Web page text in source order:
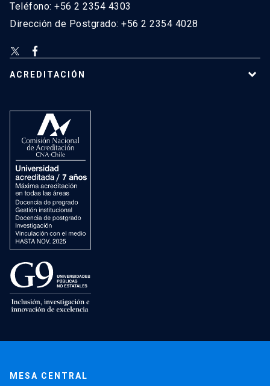
Teléfono: +56 2 2354 4303
Dirección de Postgrado: +56 2 2354 4028
ACREDITACIÓN
MESA CENTRAL